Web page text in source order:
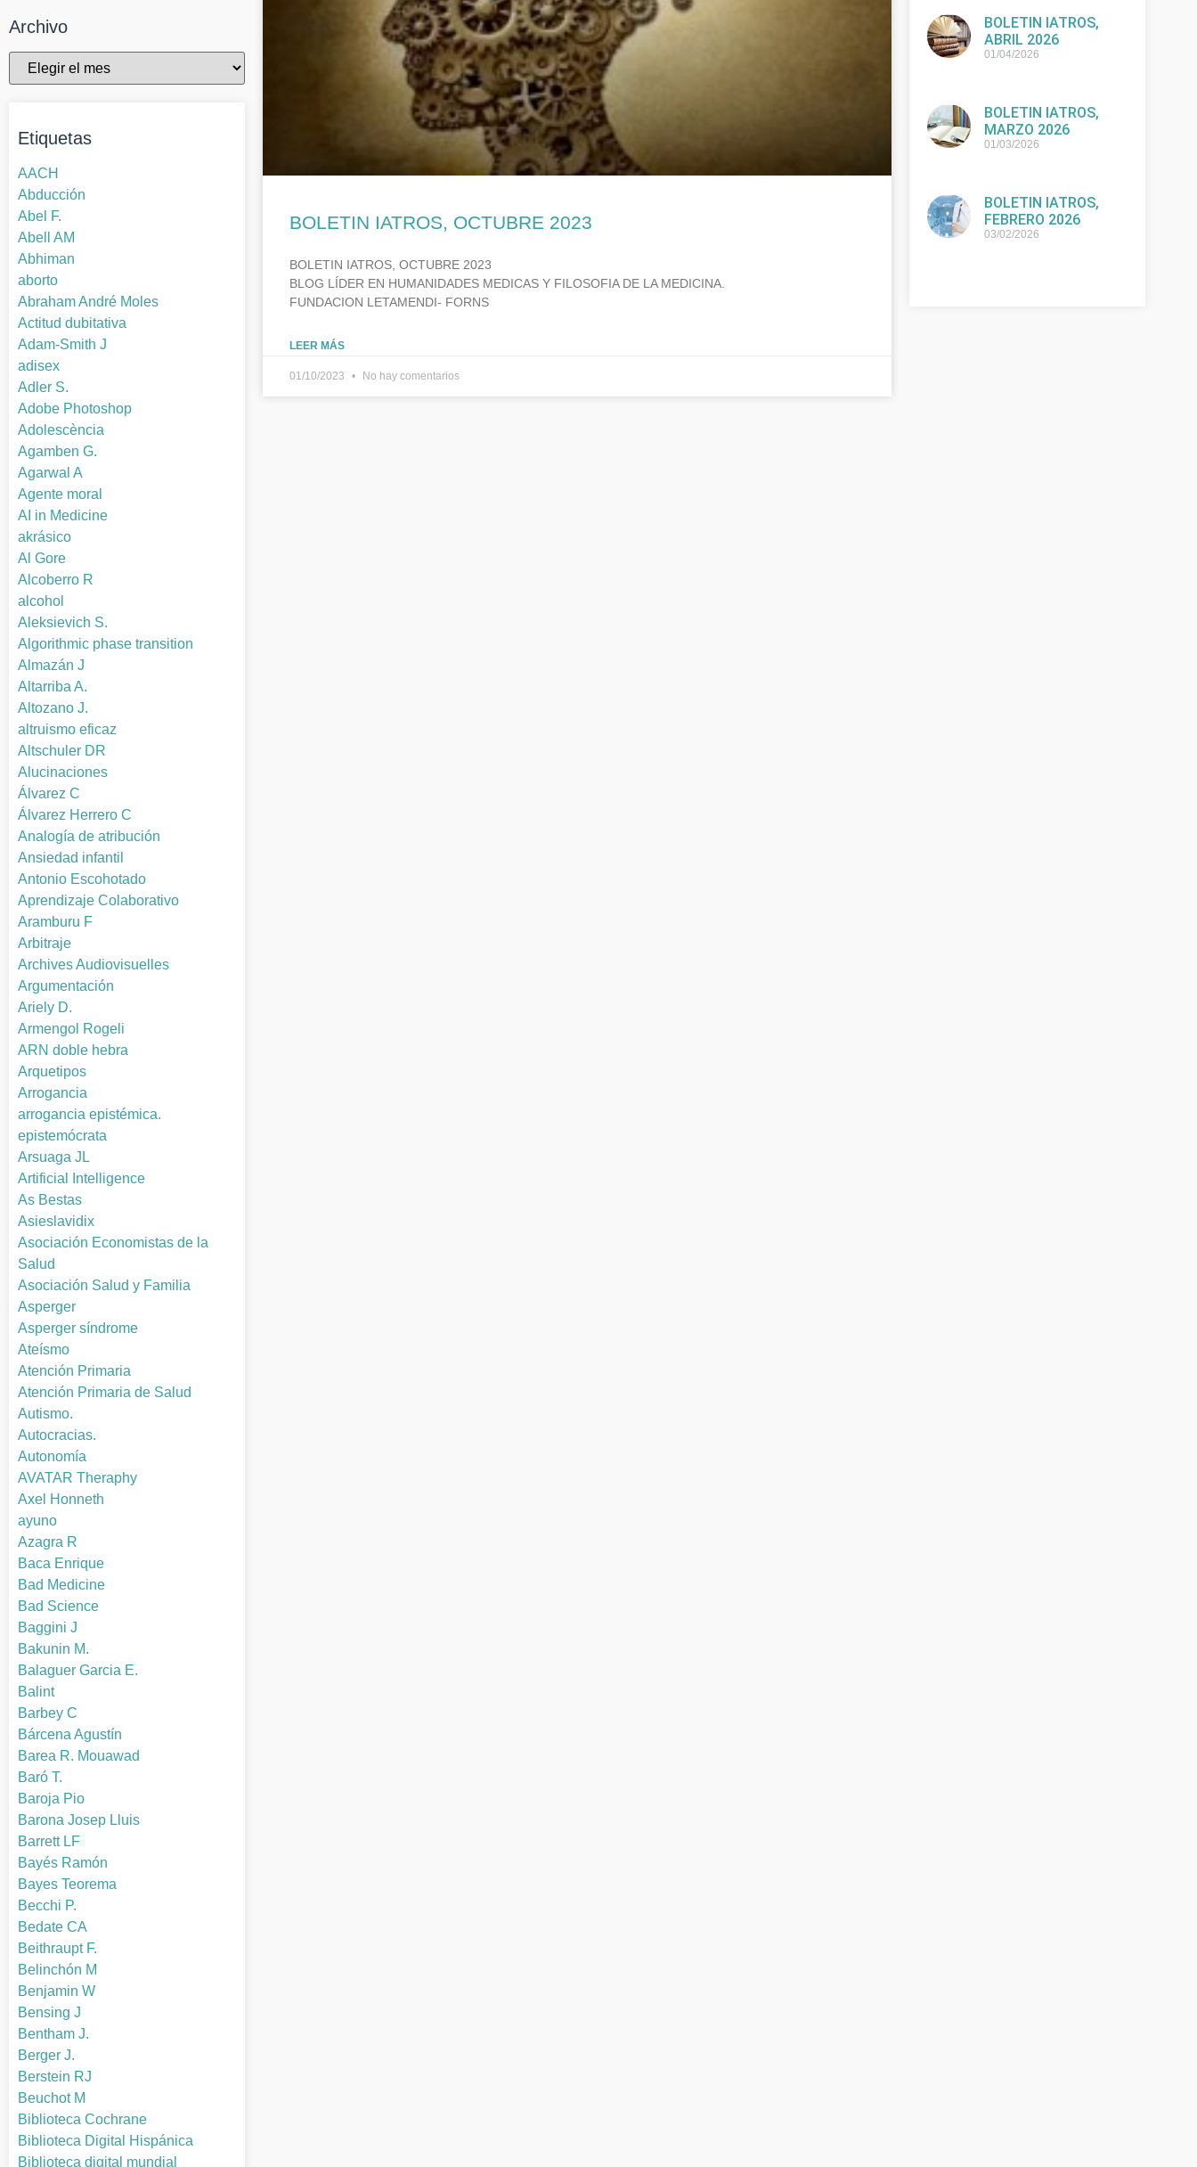
Archivo
Etiquetas
AACH
Abducción
Abel F.
Abell AM
Abhiman
aborto
Abraham André Moles
Actitud dubitativa
Adam-Smith J
adisex
Adler S.
Adobe Photoshop
Adolescència
Agamben G.
Agarwal A
Agente moral
AI in Medicine
akrásico
Al Gore
Alcoberro R
alcohol
Aleksievich S.
Algorithmic phase transition
Almazán J
Altarriba A.
Altozano J.
altruismo eficaz
Altschuler DR
Alucinaciones
Álvarez C
Álvarez Herrero C
Analogía de atribución
Ansiedad infantil
Antonio Escohotado
Aprendizaje Colaborativo
Aramburu F
Arbitraje
Archives Audiovisuelles
Argumentación
Ariely D.
Armengol Rogeli
ARN doble hebra
Arquetipos
Arrogancia
arrogancia epistémica.
epistemócrata
Arsuaga JL
Artificial Intelligence
As Bestas
Asieslavidix
Asociación Economistas de la
Salud
Asociación Salud y Familia
Asperger
Asperger síndrome
Ateísmo
Atención Primaria
Atención Primaria de Salud
Autismo.
Autocracias.
Autonomía
AVATAR Theraphy
Axel Honneth
ayuno
Azagra R
Baca Enrique
Bad Medicine
Bad Science
Baggini J
Bakunin M.
Balaguer Garcia E.
Balint
Barbey C
Bárcena Agustín
Barea R. Mouawad
Baró T.
Baroja Pio
Barona Josep Lluis
Barrett LF
Bayés Ramón
Bayes Teorema
Becchi P.
Bedate CA
Beithraupt F.
Belinchón M
Benjamin W
Bensing J
Bentham J.
Berger J.
Berstein RJ
Beuchot M
Biblioteca Cochrane
Biblioteca Digital Hispánica
Biblioteca digital mundial
BOLETIN IATROS, OCTUBRE 2023
BOLETIN IATROS, OCTUBRE 2023
BLOG LÍDER EN HUMANIDADES MEDICAS Y FILOSOFIA DE LA MEDICINA.
FUNDACION LETAMENDI- FORNS
LEER MÁS
01/10/2023 No hay comentarios
BOLETIN IATROS,
ABRIL 2026
01/04/2026
BOLETIN IATROS,
MARZO 2026
01/03/2026
BOLETIN IATROS,
FEBRERO 2026
03/02/2026